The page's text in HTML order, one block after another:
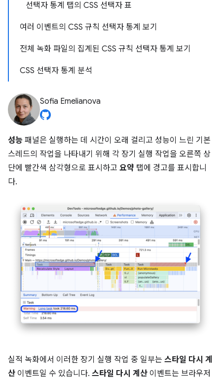
선택자 통계 탭의 CSS 선택자 표
여러 이벤트의 CSS 규칙 선택자 통계 보기
전체 녹화 파일의 집계된 CSS 규칙 선택자 통계 보기
CSS 선택자 통계 분석
Sofia Emelianova
성능 패널은 실행하는 데 시간이 오래 걸리고 성능이 느린 기본
스레드의 작업을 나타내기 위해 각 장기 실행 작업을 오른쪽 상
단에 빨간색 삼각형으로 표시하고 요약 탭에 경고를 표시합니
다.
실적 녹화에서 이러한 장기 실행 작업 중 일부는 스타일 다시 계
산 이벤트일 수 있습니다. 스타일 다시 계산 이벤트는 브라우저